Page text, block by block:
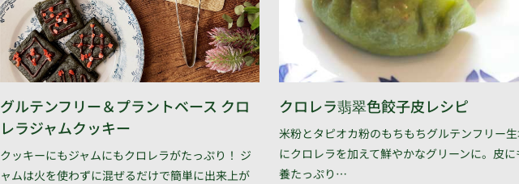
グルテンフリー＆プラントベース クロ
レラジャムクッキー
クッキーにもジャムにもクロレラがたっぷり！ ジ
ャムは火を使わずに混ぜるだけで簡単に出来上が
クロレラ翡翠色餃子皮レシピ
米粉とタピオカ粉のもちもちグルテンフリー
にクロレラを加えて鮮やかなグリーンに。皮に
養たっぷり…